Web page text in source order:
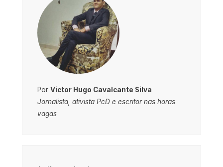
Por Victor Hugo Cavalcante Silva
Jornalista, ativista PcD e escritor nas horas
vagas